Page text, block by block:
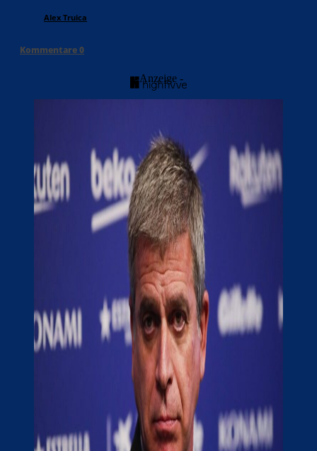
Alex Truica
Kommentare0
- Anzeige -